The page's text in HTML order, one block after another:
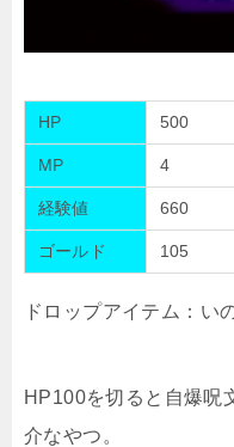
HP 500
MP 4
経験値 660
ゴールド 105
ドロップアイテム：い
HP100を切ると自爆呪
介なやつ。